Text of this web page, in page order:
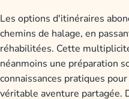
Les options d'itinéraires
chemins de halage, en
réhabilitées. Cette
néanmoins une préparation
connaissances pratiques
véritable aventure partagée.